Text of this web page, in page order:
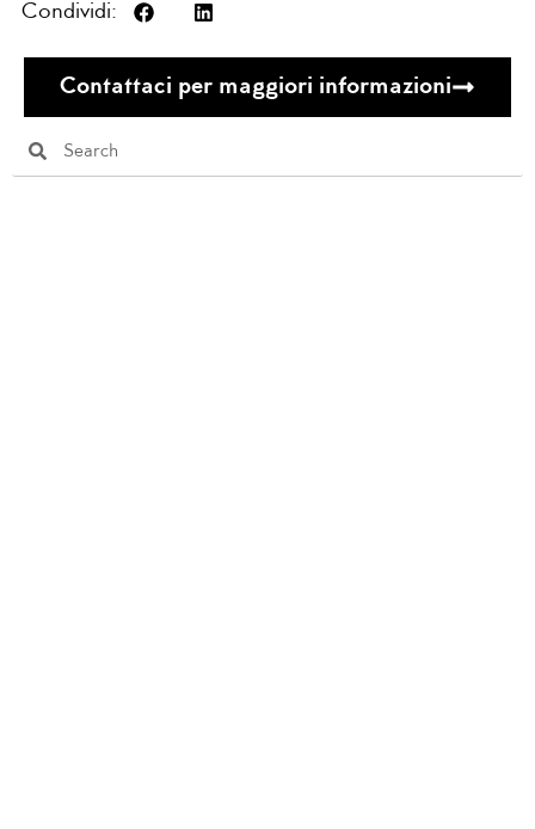
Condividi:
Contattaci per maggiori informazioni